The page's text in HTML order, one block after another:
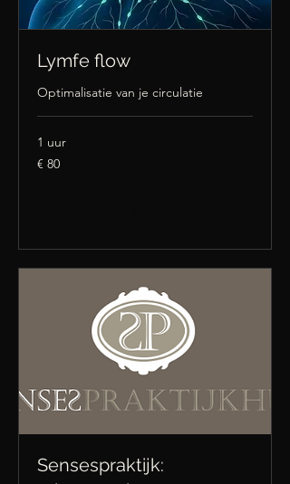
Lymfe flow
Optimalisatie van je circulatie
1 uur
80
euro
€ 80
Sensespraktijk: